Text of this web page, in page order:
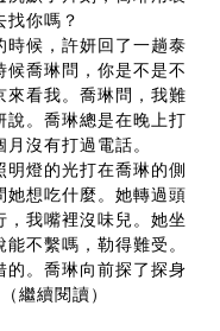
你嗎？
時候，許妍回了一趟泰
喬琳問，你是不是不
來看我。喬琳問，我難
說。喬琳總是在晚上打
沒有打過電話。
燈的光打在喬琳的側
她想吃什麼。她轉過頭
我嘴裡沒味兒。她坐
不繫嗎，勒得難受。
的。喬琳向前探了探身
繼續閱讀）